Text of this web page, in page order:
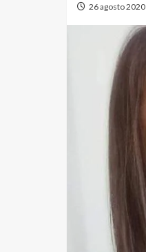
26 agosto 2020